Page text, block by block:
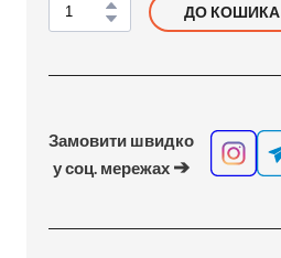
ДО КОШИКА
Замовити швидко
у соц. мережах ➔